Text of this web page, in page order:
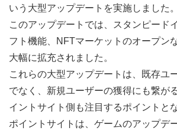
いう大型アップデートを実施しました。
このアップデートでは、スタンピード
フト機能、NFTマーケットのオープン
大幅に拡充されました。
これらの大型アップデートは、既存ユ
でなく、新規ユーザーの獲得にも繋が
イントサイト側も注目するポイントと
ポイントサイトは、ゲームのアップデ